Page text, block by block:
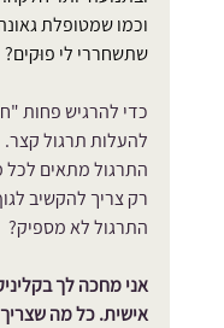
וכמו שמטופלת
שתשחררי לי פוּקים?
כדי להרגיש פחות
להעלות תרגול קצר.
התרגול מתאים לכל
רק צריך להקשיב
התרגול לא מספיק?
אני מחכה לך
אישית. כל מה